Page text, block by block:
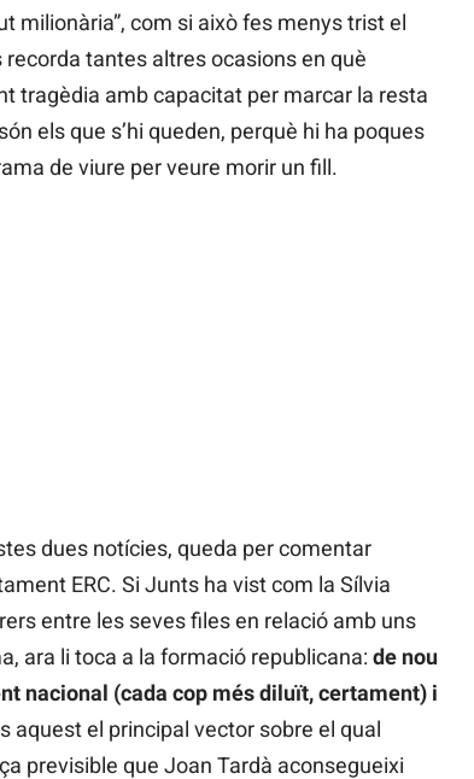
milionària”, com si això fes menys trist el
tantes altres ocasions en què
tragèdia amb capacitat per marcar la resta
els que s’hi queden, perquè hi ha poques
de viure per veure morir un fill.
dues notícies, queda per comentar
ERC. Si Junts ha vist com la Sílvia
entre les seves files en relació amb uns
ara li toca a la formació republicana: de nou
nacional (cada cop més diluït, certament) i
aquest el principal vector sobre el qual
previsible que Joan Tardà aconsegueixi